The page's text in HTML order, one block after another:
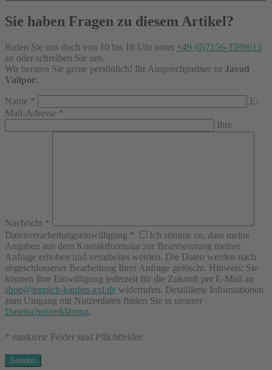
Sie haben Fragen zu diesem Artikel?
Rufen Sie uns doch von 10 bis 18 Uhr unter +49 (0)7156-3599613
an oder schreiben Sie uns.
Wir beraten Sie gerne persönlich! Ihr Ansprechpartner ist Javad
Valipor.
Name *
E-
Mail-Adresse *
Ihre
Nachricht *
Datenverarbeitungseinwilligung *
Ich stimme zu, dass meine
Angaben aus dem Kontaktformular zur Beantwortung meiner
Anfrage erhoben und verarbeitet werden. Die Daten werden nach
abgeschlossener Bearbeitung Ihrer Anfrage gelöscht. Hinweis: Sie
können Ihre Einwilligung jederzeit für die Zukunft per E-Mail an
shop@teppich-kaufen-xxl.de widerrufen. Detaillierte Informationen
zum Umgang mit Nutzerdaten finden Sie in unserer
Datenschutzerklärung.
* markierte Felder sind Pflichtfelder.